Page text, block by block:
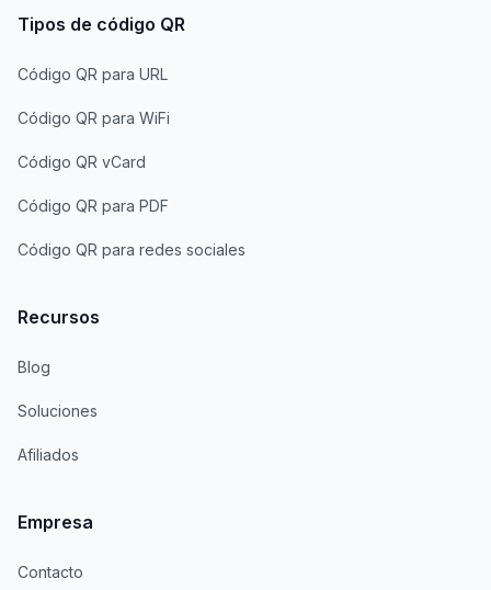
Tipos de código QR
Código QR para URL
Código QR para WiFi
Código QR vCard
Código QR para PDF
Código QR para redes sociales
Recursos
Blog
Soluciones
Afiliados
Empresa
Contacto